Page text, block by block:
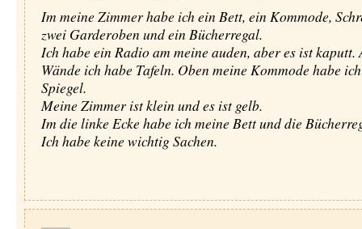
Im meine Zimmer habe ich ein Bett, ein Kommode,
zwei Garderoben und ein Bücherregal.
Ich habe ein Radio am meine auden, aber es ist kaputt.
Wände ich habe Tafeln. Oben meine Kommode habe
Spiegel.
Meine Zimmer ist klein und es ist gelb.
Im die linke Ecke habe ich meine Bett und die
Ich habe keine wichtig Sachen.